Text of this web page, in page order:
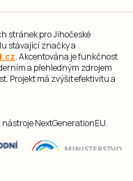
stránek pro Jihočeské
stávající značky a
. Akcentována je funkčnost
a přehledným zdrojem
Projekt má zvýšit efektivitu a
NextGenerationEU.